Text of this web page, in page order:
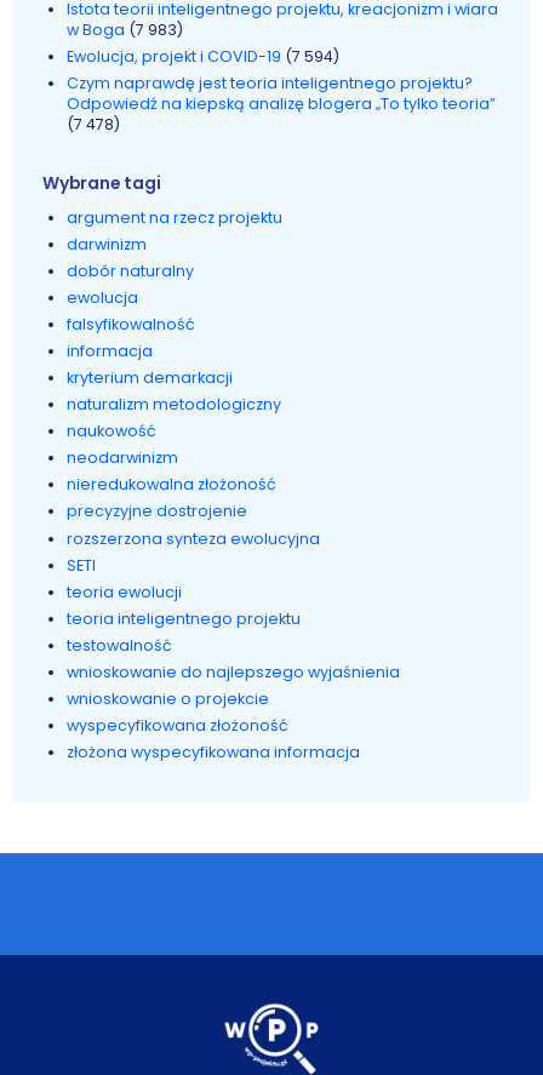
Istota teorii inteligentnego projektu, kreacjonizm i wiara
w Boga (7 983)
Ewolucja, projekt i COVID-19 (7 594)
Czym naprawdę jest teoria inteligentnego projektu?
Odpowiedź na kiepską analizę blogera „To tylko teoria”
(7 478)
Wybrane tagi
argument na rzecz projektu
darwinizm
dobór naturalny
ewolucja
falsyfikowalność
informacja
kryterium demarkacji
naturalizm metodologiczny
naukowość
neodarwinizm
nieredukowalna złożoność
precyzyjne dostrojenie
rozszerzona synteza ewolucyjna
SETI
teoria ewolucji
teoria inteligentnego projektu
testowalność
wnioskowanie do najlepszego wyjaśnienia
wnioskowanie o projekcie
wyspecyfikowana złożoność
złożona wyspecyfikowana informacja